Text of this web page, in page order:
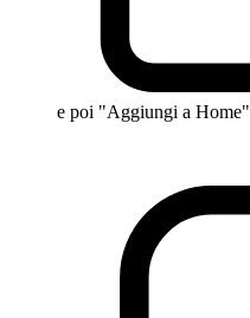
e poi "Aggiungi a Home"